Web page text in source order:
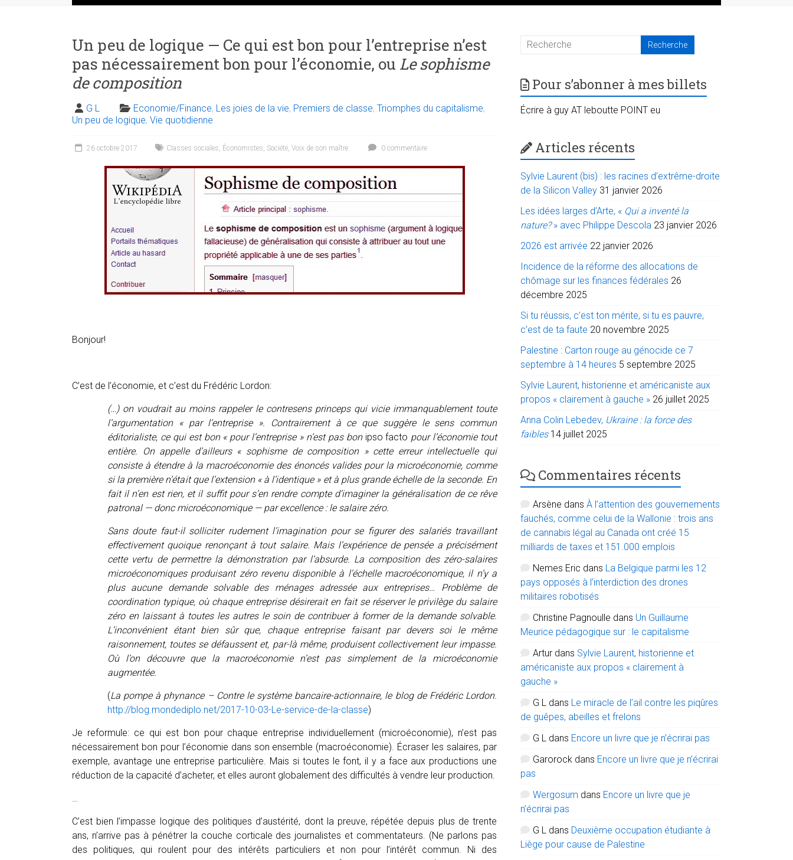
Un peu de logique — Ce qui est bon pour l’entreprise n’est
pas nécessairement bon pour l’économie, ou Le sophisme
de composition
G L Economie/Finance, Les joies de la vie, Premiers de classe, Triomphes du capitalisme,
Un peu de logique, Vie quotidienne
26 octobre 2017 Classes sociales Économistes Société Voix de son maître 0 commentaire
Bonjour!
C’est de l’économie, et c’est du Frédéric Lordon:
(…) on voudrait au moins rappeler le contresens princeps qui vicie immanquablement toute
l’argumentation « par l’entreprise ». Contrairement à ce que suggère le sens commun
éditorialiste, ce qui est bon « pour l’entreprise » n’est pas bon ipso facto pour l’économie tout
entière. On appelle d’ailleurs « sophisme de composition » cette erreur intellectuelle qui
consiste à étendre à la macroéconomie des énoncés valides pour la microéconomie, comme
si la première n’était que l’extension « à l’identique » et à plus grande échelle de la seconde. En
fait il n’en est rien, et il suffit pour s’en rendre compte d’imaginer la généralisation de ce rêve
patronal — donc microéconomique — par excellence : le salaire zéro.
Sans doute faut-il solliciter rudement l’imagination pour se figurer des salariés travaillant
effectivement quoique renonçant à tout salaire. Mais l’expérience de pensée a précisément
cette vertu de permettre la démonstration par l’absurde. La composition des zéro-salaires
microéconomiques produisant zéro revenu disponible à l’échelle macroéconomique, il n’y a
plus aucune demande solvable des ménages adressée aux entreprises… Problème de
coordination typique, où chaque entreprise désirerait en fait se réserver le privilège du salaire
zéro en laissant à toutes les autres le soin de contribuer à former de la demande solvable.
L’inconvénient étant bien sûr que, chaque entreprise faisant par devers soi le même
raisonnement, toutes se défaussent et, par-là même, produisent collectivement leur impasse.
Où l’on découvre que la macroéconomie n’est pas simplement de la microéconomie
augmentée.
(La pompe à phynance – Contre le système bancaire-actionnaire, le blog de Frédéric Lordon.
http://blog.mondediplo.net/2017-10-03-Le-service-de-la-classe)
Je reformule: ce qui est bon pour chaque entreprise individuellement (microéconomie), n’est pas
nécessairement bon pour l’économie dans son ensemble (macroéconomie). Écraser les salaires, par
exemple, avantage une entreprise particulière. Mais si toutes le font, il y a face aux productions une
réduction de la capacité d’acheter, et elles auront globalement des difficultés à vendre leur production.
C’est bien l’impasse logique des politiques d’austérité, dont la preuve, répétée depuis plus de trente
ans, n’arrive pas à pénétrer la couche corticale des journalistes et commentateurs. (Ne parlons pas
des politiques, qui roulent pour des intérêts particuliers et non pour l’intérêt commun. Ni des
Pour s’abonner à mes billets
Écrire à guy AT leboutte POINT eu
Articles récents
Sylvie Laurent (bis) : les racines d’extrême-droite
de la Silicon Valley 31 janvier 2026
Les idées larges d’Arte, « Qui a inventé la
nature?» avec Philippe Descola 23 janvier 2026
2026 est arrivée 22 janvier 2026
Incidence de la réforme des allocations de
chômage sur les finances fédérales 26
décembre 2025
Si tu réussis, c’est ton mérite, si tu es pauvre,
c’est de ta faute 20 novembre 2025
Palestine : Carton rouge au génocide ce 7
septembre à 14 heures 5 septembre 2025
Sylvie Laurent, historienne et américaniste aux
propos « clairement à gauche » 26 juillet 2025
Anna Colin Lebedev, Ukraine : la force des
faibles 14 juillet 2025
Commentaires récents
Arsène dansÀ l’attention des gouvernements
fauchés, comme celui de la Wallonie : trois ans
de cannabis légal au Canada ont créé 15
milliards de taxes et 151.000 emplois
Nemes Eric dans La Belgique parmi les 12
pays opposés à l’interdiction des drones
militaires robotisés
Christine Pagnoulle dans Un Guillaume
Meurice pédagogique sur : le capitalisme
Artur dans Sylvie Laurent, historienne et
américaniste aux propos « clairement à
gauche »
G L dans Le miracle de l’ail contre les piqûres
de guêpes, abeilles et frelons
G L dans Encore un livre que je n’écrirai pas
Garorock dans Encore un livre que je n’écrirai
pas
Wergosum dans Encore un livre que je
n’écrirai pas
G L dans Deuxième occupation étudiante à
Liège pour cause de Palestine